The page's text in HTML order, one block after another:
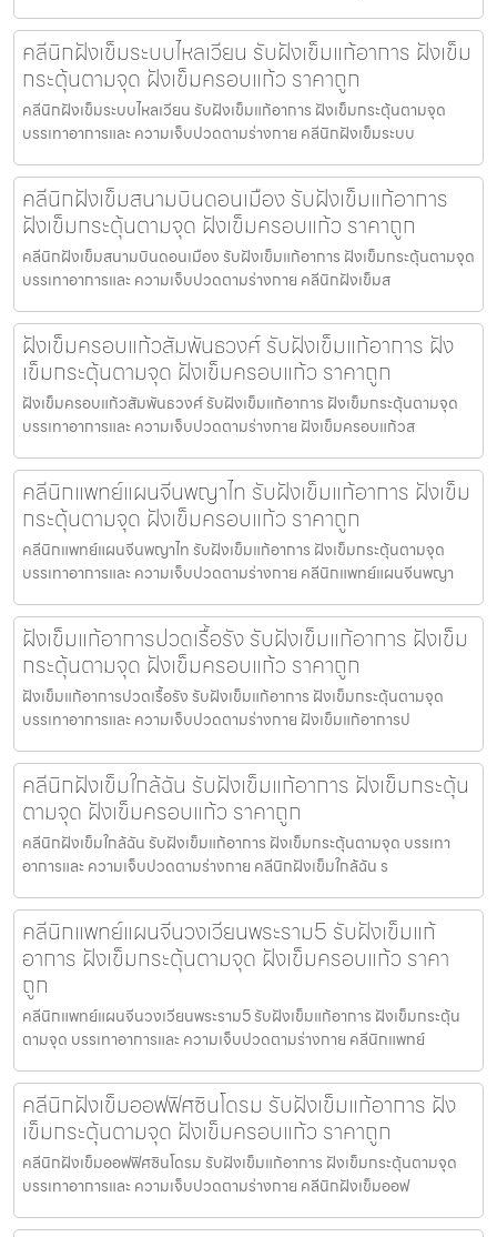
คลีนิกฝังเข็มระบบไหลเวียน รับฝังเข็มแก้อาการ ฝังเข็ม
กระตุ้นตามจุด ฝังเข็มครอบแก้ว ราคาถูก
คลีนิกฝังเข็มระบบไหลเวียน รับฝังเข็มแก้อาการ ฝังเข็มกระตุ้นตามจุด
บรรเทาอาการและ ความเจ็บปวดตามร่างกาย คลีนิกฝังเข็มระบบ
คลีนิกฝังเข็มสนามบินดอนเมือง รับฝังเข็มแก้อาการ
ฝังเข็มกระตุ้นตามจุด ฝังเข็มครอบแก้ว ราคาถูก
คลีนิกฝังเข็มสนามบินดอนเมือง รับฝังเข็มแก้อาการ ฝังเข็มกระตุ้นตามจุด
บรรเทาอาการและ ความเจ็บปวดตามร่างกาย คลีนิกฝังเข็มส
ฝังเข็มครอบแก้วสัมพันธวงศ์ รับฝังเข็มแก้อาการ ฝัง
เข็มกระตุ้นตามจุด ฝังเข็มครอบแก้ว ราคาถูก
ฝังเข็มครอบแก้วสัมพันธวงศ์ รับฝังเข็มแก้อาการ ฝังเข็มกระตุ้นตามจุด
บรรเทาอาการและ ความเจ็บปวดตามร่างกาย ฝังเข็มครอบแก้วส
คลีนิกแพทย์แผนจีนพญาไท รับฝังเข็มแก้อาการ ฝังเข็ม
กระตุ้นตามจุด ฝังเข็มครอบแก้ว ราคาถูก
คลีนิกแพทย์แผนจีนพญาไท รับฝังเข็มแก้อาการ ฝังเข็มกระตุ้นตามจุด
บรรเทาอาการและ ความเจ็บปวดตามร่างกาย คลีนิกแพทย์แผนจีนพญา
ฝังเข็มแก้อาการปวดเรื้อรัง รับฝังเข็มแก้อาการ ฝังเข็ม
กระตุ้นตามจุด ฝังเข็มครอบแก้ว ราคาถูก
ฝังเข็มแก้อาการปวดเรื้อรัง รับฝังเข็มแก้อาการ ฝังเข็มกระตุ้นตามจุด
บรรเทาอาการและ ความเจ็บปวดตามร่างกาย ฝังเข็มแก้อาการป
คลีนิกฝังเข็มใกล้ฉัน รับฝังเข็มแก้อาการ ฝังเข็มกระตุ้น
ตามจุด ฝังเข็มครอบแก้ว ราคาถูก
คลีนิกฝังเข็มใกล้ฉัน รับฝังเข็มแก้อาการ ฝังเข็มกระตุ้นตามจุด บรรเทา
อาการและ ความเจ็บปวดตามร่างกาย คลีนิกฝังเข็มใกล้ฉัน ร
คลีนิกแพทย์แผนจีนวงเวียนพระราม5 รับฝังเข็มแก้
อาการ ฝังเข็มกระตุ้นตามจุด ฝังเข็มครอบแก้ว ราคา
ถูก
คลีนิกแพทย์แผนจีนวงเวียนพระราม5 รับฝังเข็มแก้อาการ ฝังเข็มกระตุ้น
ตามจุด บรรเทาอาการและ ความเจ็บปวดตามร่างกาย คลีนิกแพทย์
คลีนิกฝังเข็มออฟฟิศซินโดรม รับฝังเข็มแก้อาการ ฝัง
เข็มกระตุ้นตามจุด ฝังเข็มครอบแก้ว ราคาถูก
คลีนิกฝังเข็มออฟฟิศซินโดรม รับฝังเข็มแก้อาการ ฝังเข็มกระตุ้นตามจุด
บรรเทาอาการและ ความเจ็บปวดตามร่างกาย คลีนิกฝังเข็มออฟ